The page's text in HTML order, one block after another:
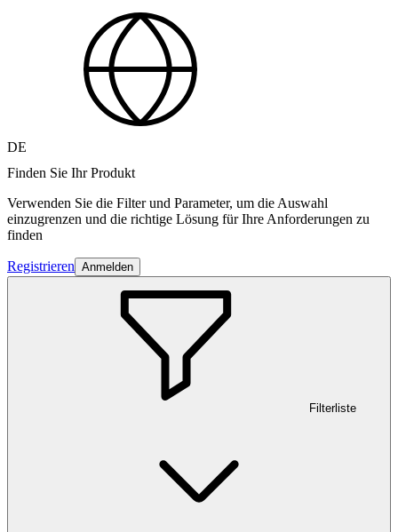
DE
Finden Sie Ihr Produkt
Verwenden Sie die Filter und Parameter, um die Auswahl
einzugrenzen und die richtige Lösung für Ihre Anforderungen zu
finden
Registrieren Anmelden
Filterliste